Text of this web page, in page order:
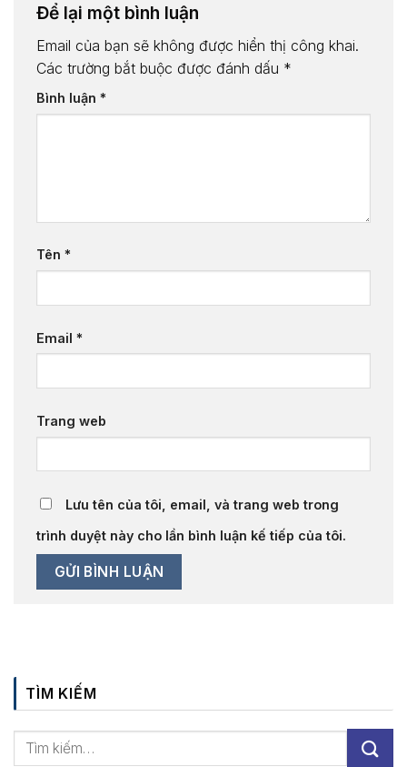
Để lại một bình luận
Email của bạn sẽ không được hiển thị công khai.
Các trường bắt buộc được đánh dấu *
Bình luận *
Tên *
Email *
Trang web
Lưu tên của tôi, email, và trang web trong
trình duyệt này cho lần bình luận kế tiếp của tôi.
TÌM KIẾM